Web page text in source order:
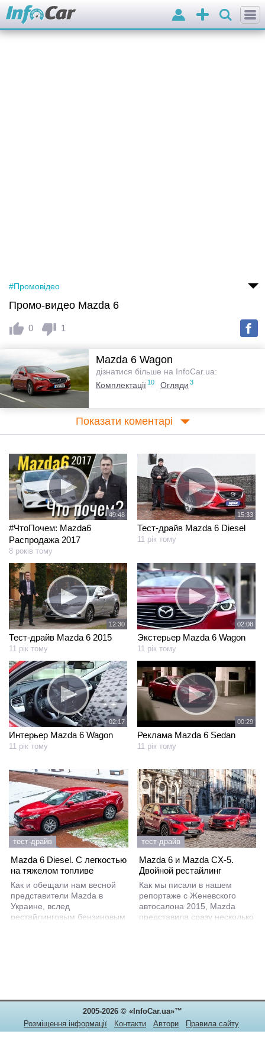
Додати
оголошення
Вхід
#Промовідео
Промо-видео Mazda 6
0 1
Mazda 6 Wagon
дізнатися більше на InfoCar.ua:
Комплектації10 Огляди 3
Показати коментарі
49:48
#ЧтоПочем: Mazda6
Распродажа 2017
8 років тому
15:33
Тест-драйв Mazda 6 Diesel
11 рік тому
12:30
Тест-драйв Mazda 6 2015
11 рік тому
02:08
Экстерьер Mazda 6 Wagon
11 рік тому
02:17
Интерьер Mazda 6 Wagon
11 рік тому
00:29
Реклама Mazda 6 Sedan
11 рік тому
тест-драйв
Mazda 6 Diesel. C легкостью
на тяжелом топливе
Как и обещали нам весной
представители Mazda в
Украине, вслед
рестайлинговым бензиновым
отправились в небольшой
пробег. А чтобы впечатление
было полным, мы успели
прокатиться на
тест-драйв
Mazda 6 и Mazda CX-5.
Двойной рестайлинг
Как мы писали в нашем
репортаже с Женевского
автосалона 2015, Mazda
представила сразу несколько
Украинский импортер марки
решил презентовать их
журналистской братии без
промедления и мы
2005-2026 © «InfoCar.ua»™
Розміщення інформації
Контакти Автори
Правила сайту